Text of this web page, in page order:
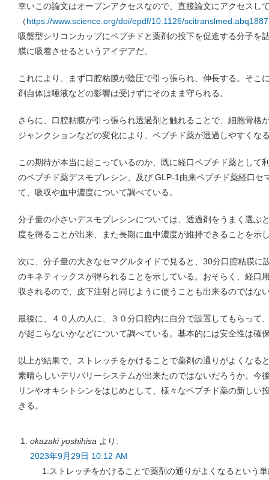
幸いこの論文はオープンアクセスなので、直接論文にアクセスし
（https://www.science.org/doi/epdf/10.1126/scitranslmed.abq1887
吸盤型シリコンカップにペプチドと薬剤の投下を促進する分子を
膜に吸着させるというアイデアだ。
これにより、まず口腔粘膜が陰圧で引っ張られ、伸長する。そこ
剤自体は唾液などの影響は受けずにそのまま守られる。
さらに、口腔粘膜が引っ張られ透過剤と触れることで、細胞骨格
ジャンクションなどの変化により、ペプチド薬が透過しやすくな
この期待が本当に起こっているのか、既に経口ペプチド薬として
のペプチド薬デスモプレシン、及び GLP-1由来ペプチド薬経口セ
て、吸収や血中濃度について調べている。
分子量の小さいデスモプレシンについては、透過剤をうまく選ぶ
度を得ることが出来、また長期に血中濃度が維持できることを示
次に、分子量の大きなセマグルタイドで見ると、30分口腔粘膜に
のキネティックスが得られることを示している。おそらく、経口
収されるので、皮下注射と同じように使うことも出来るのではな
最後に、４０人の人に、３０分口腔内に自分で設置してもらって
が起こらないかなどについて調べている。基本的には安全性は確
以上が結果で、ストレッチをかけることで薬剤の通りがよくなる
素晴らしいデリバリーシステムが出来たのではないだろうか。今
リンやオキシトシンをはじめとして、様々なペプチド薬の新しい
きる。
okazaki yoshihisa より:
2023年9月29日 10:12 AM
1:ストレッチをかけることで薬剤の通りがよくなるという